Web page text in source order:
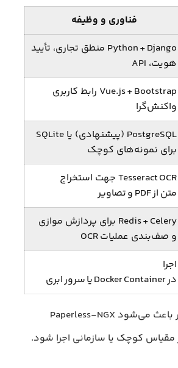
فناوری و وظیفه
Python + Django منطق تجاری، تأیید
هویت، API
Vue.js + Bootstrap رابط کاربری
واکنش‌گرا
PostgreSQL (پیشنهادی) یا SQLite
برای نمونه‌های کوچک
Tesseract OCR جهت استخراج
متن از PDF و تصاویر
Redis + Celery برای پردازش موازی
و صف‌بندی عملیات OCR
اجرا
در Docker Container یا سرور ابری
این ساختار ماژولار باعث می‌شود Paperless‑NGX
مقیاس کوچک یا سازمانی اجرا شود.